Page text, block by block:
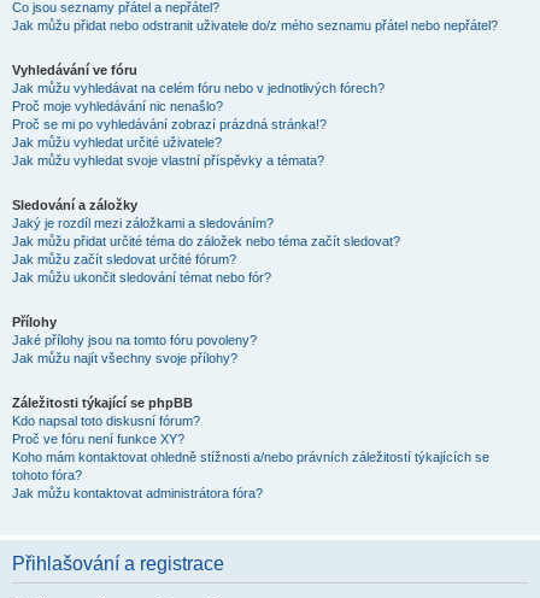
Co jsou seznamy přátel a nepřátel?
Jak můžu přidat nebo odstranit uživatele do/z mého seznamu přátel nebo nepřátel?
Vyhledávání ve fóru
Jak můžu vyhledávat na celém fóru nebo v jednotlivých fórech?
Proč moje vyhledávání nic nenašlo?
Proč se mi po vyhledávání zobrazí prázdná stránka!?
Jak můžu vyhledat určité uživatele?
Jak můžu vyhledat svoje vlastní příspěvky a témata?
Sledování a záložky
Jaký je rozdíl mezi záložkami a sledováním?
Jak můžu přidat určité téma do záložek nebo téma začít sledovat?
Jak můžu začít sledovat určité fórum?
Jak můžu ukončit sledování témat nebo fór?
Přílohy
Jaké přílohy jsou na tomto fóru povoleny?
Jak můžu najít všechny svoje přílohy?
Záležitosti týkající se phpBB
Kdo napsal toto diskusní fórum?
Proč ve fóru není funkce XY?
Koho mám kontaktovat ohledně stížnosti a/nebo právních záležitostí týkajících se
tohoto fóra?
Jak můžu kontaktovat administrátora fóra?
Přihlašování a registrace